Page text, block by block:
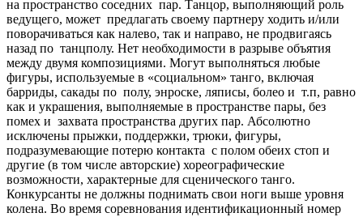
на пространство соседних пар. Танцор, выполняющий роль
ведущего, может предлагать своему партнеру ходить и/или
поворачиваться как налево, так и направо, не продвигаясь
назад по танцполу. Нет необходимости в разрыве объятия
между двумя композициями. Могут выполняться любые
фигуры, используемые в «социальном» танго, включая
барриды, сакады по полу, энроске, ляписы, болео и т.п, равно
как и украшения, выполняемые в пространстве пары, без
помех и захвата пространства других пар. Абсолютно
исключены прыжки, поддержки, трюки, фигуры,
подразумевающие потерю контакта с полом обеих стоп и
другие (в том числе авторские) хореографические
возможности, характерные для сценического танго.
Конкурсанты не должны поднимать свои ноги выше уровня
колена. Во время соревнования идентификационный номер